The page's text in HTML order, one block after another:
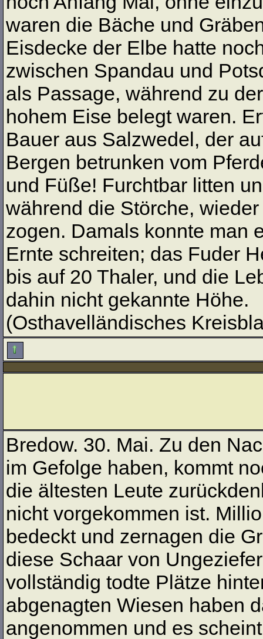
waren die Bäche und
Eisdecke der Elbe hatte
zwischen Spandau und
als Passage, während zu
hohem Eise belegt waren.
Bauer aus Salzwedel, der
Bergen betrunken vom
und Füße! Furchtbar litten
während die Störche,
zogen. Damals konnte man
Ernte schreiten; das Fuder
bis auf 20 Thaler, und die
dahin nicht gekannte Höhe.
(Osthavelländisches
Bredow. 30. Mai. Zu den
im Gefolge haben, kommt
die ältesten Leute
nicht vorgekommen ist.
bedeckt und zernagen die
diese Schaar von
vollständig todte Plätze
abgenagten Wiesen haben
angenommen und es